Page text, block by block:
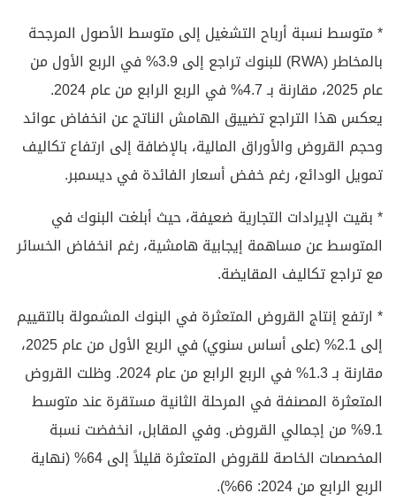
* متوسط نسبة أرباح التشغيل إلى متوسط الأصول المرجحة
بالمخاطر (RWA) للبنوك تراجع إلى 3.9% في الربع الأول من
عام 2025، مقارنة بـ 4.7% في الربع الرابع من عام 2024.
يعكس هذا التراجع تضييق الهامش الناتج عن انخفاض عوائد
وحجم القروض والأوراق المالية، بالإضافة إلى ارتفاع تكاليف
تمويل الودائع، رغم خفض أسعار الفائدة في ديسمبر.
* بقيت الإيرادات التجارية ضعيفة، حيث أبلغت البنوك في
المتوسط عن مساهمة إيجابية هامشية، رغم انخفاض الخسائر
مع تراجع تكاليف المقايضة.
* ارتفع إنتاج القروض المتعثرة في البنوك المشمولة بالتقييم
إلى 2.1% (على أساس سنوي) في الربع الأول من عام 2025،
مقارنة بـ 1.3% في الربع الرابع من عام 2024. وظلت القروض
المتعثرة المصنفة في المرحلة الثانية مستقرة عند متوسط
9.1% من إجمالي القروض. وفي المقابل، انخفضت نسبة
المخصصات الخاصة للقروض المتعثرة قليلاً إلى 64% (نهاية
الربع الرابع من 2024: 66%).